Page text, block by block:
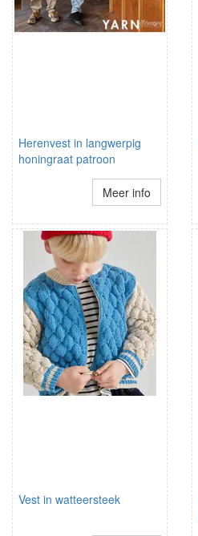
Herenvest in langwerpig
honingraat patroon
Meer info
Vest in watteersteek